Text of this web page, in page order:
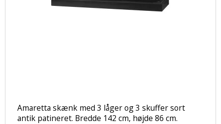
Amaretta skænk med 3 låger og 3 skuffer sort
antik patineret. Bredde 142 cm, højde 86 cm.